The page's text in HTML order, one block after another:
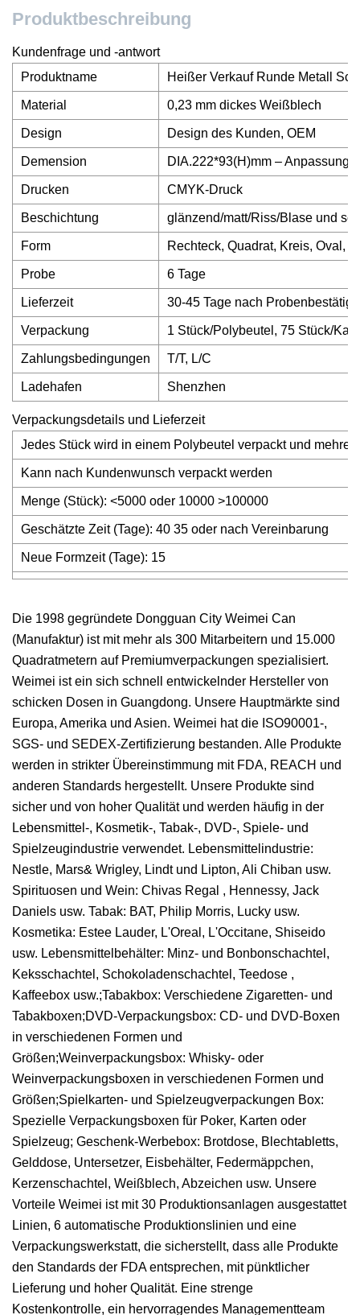
Produktbeschreibung
Kundenfrage und -antwort
Produktname
Heißer Verkauf Runde Metall
Material 0,23 mm dickes Weißblech
Design Design des Kunden, OEM
Demension DIA.222*93(H)mm – Anpassung
Drucken CMYK-Druck
Beschichtung glänzend/matt/Riss/Blase und so
Form Rechteck, Quadrat, Kreis, Oval,
Probe 6 Tage
Lieferzeit 30-45 Tage nach
Verpackung 1 Stück/Polybeutel, 75 Stück/
Zahlungsbedingungen T/T, L/C
Ladehafen Shenzhen
Verpackungsdetails und Lieferzeit
Jedes Stück wird in einem Polybeutel verpackt und
Kann nach Kundenwunsch verpackt werden
Menge (Stück): <5000 oder 10000 >100000
Geschätzte Zeit (Tage): 40 35 oder nach Vereinbarung
Neue Formzeit (Tage): 15
Die 1998 gegründete Dongguan City Weimei Can
(Manufaktur) ist mit mehr als 300 Mitarbeitern und 15.000
Quadratmetern auf Premiumverpackungen spezialisiert.
Weimei ist ein sich schnell entwickelnder Hersteller von
schicken Dosen in Guangdong. Unsere Hauptmärkte sind
Europa, Amerika und Asien. Weimei hat die ISO90001-,
SGS- und SEDEX-Zertifizierung bestanden. Alle Produkte
werden in strikter Übereinstimmung mit FDA, REACH und
anderen Standards hergestellt. Unsere Produkte sind
sicher und von hoher Qualität und werden häufig in der
Lebensmittel-, Kosmetik-, Tabak-, DVD-, Spiele- und
Spielzeugindustrie verwendet. Lebensmittelindustrie:
Nestle, Mars& Wrigley, Lindt und Lipton, Ali Chiban usw.
Spirituosen und Wein: Chivas Regal , Hennessy, Jack
Daniels usw. Tabak: BAT, Philip Morris, Lucky usw.
Kosmetika: Estee Lauder, L'Oreal, L'Occitane, Shiseido
usw. Lebensmittelbehälter: Minz- und Bonbonschachtel,
Keksschachtel, Schokoladenschachtel, Teedose ,
Kaffeebox usw.;Tabakbox: Verschiedene Zigaretten- und
Tabakboxen;DVD-Verpackungsbox: CD- und DVD-Boxen
in verschiedenen Formen und
Größen;Weinverpackungsbox: Whisky- oder
Weinverpackungsboxen in verschiedenen Formen und
Größen;Spielkarten- und Spielzeugverpackungen Box:
Spezielle Verpackungsboxen für Poker, Karten oder
Spielzeug; Geschenk-Werbebox: Brotdose, Blechtabletts,
Gelddose, Untersetzer, Eisbehälter, Federmäppchen,
Kerzenschachtel, Weißblech, Abzeichen usw. Unsere
Vorteile Weimei ist mit 30 Produktionsanlagen ausgestattet
Linien, 6 automatische Produktionslinien und eine
Verpackungswerkstatt, die sicherstellt, dass alle Produkte
den Standards der FDA entsprechen, mit pünktlicher
Lieferung und hoher Qualität. Eine strenge
Kostenkontrolle, ein hervorragendes Managementteam